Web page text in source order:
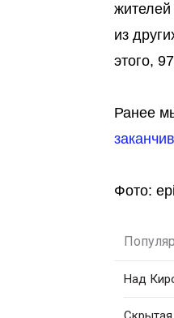
из
этого,
Ранее
Фото:
Над